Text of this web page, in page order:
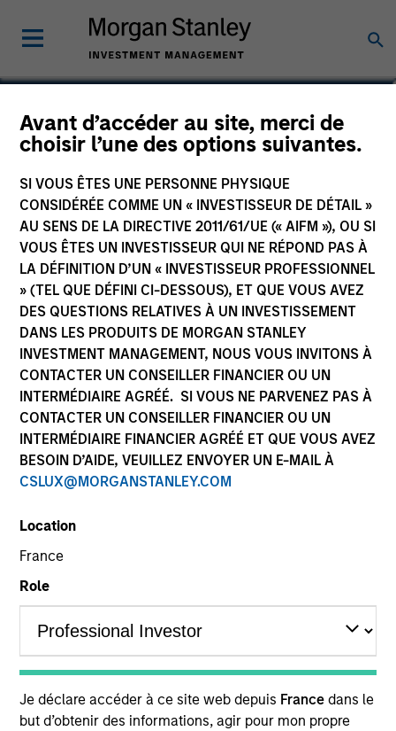
Avant d’accéder au site, merci de
choisir l’une des options suivantes.
SI VOUS ÊTES UNE PERSONNE PHYSIQUE
CONSIDÉRÉE COMME UN « INVESTISSEUR DE DÉTAIL »
AU SENS DE LA DIRECTIVE 2011/61/UE (« AIFM »), OU SI
VOUS ÊTES UN INVESTISSEUR QUI NE RÉPOND PAS À
LA DÉFINITION D’UN « INVESTISSEUR PROFESSIONNEL
» (TEL QUE DÉFINI CI-DESSOUS), ET QUE VOUS AVEZ
DES QUESTIONS RELATIVES À UN INVESTISSEMENT
DANS LES PRODUITS DE MORGAN STANLEY
INVESTMENT MANAGEMENT, NOUS VOUS INVITONS À
CONTACTER UN CONSEILLER FINANCIER OU UN
INTERMÉDIAIRE AGRÉÉ. SI VOUS NE PARVENEZ PAS À
CONTACTER UN CONSEILLER FINANCIER OU UN
INTERMÉDIAIRE FINANCIER AGRÉÉ ET QUE VOUS AVEZ
BESOIN D’AIDE, VEUILLEZ ENVOYER UN E-MAIL À
CSLUX@MORGANSTANLEY.COM
Location
France
Role
Je déclare accéder à ce site web depuis France dans le
but d’obtenir des informations, agir pour mon propre
Dana Cease, CFA
Executive Director
Years
TEAM
Eaton Vance Equity Team